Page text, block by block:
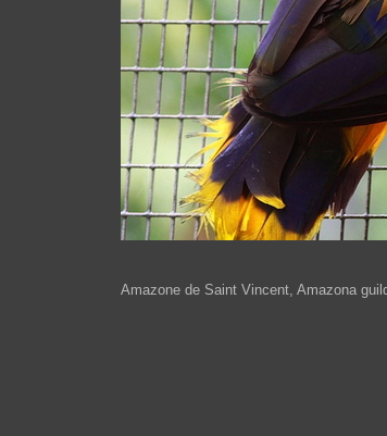
Amazone de Saint Vincent, Amazona